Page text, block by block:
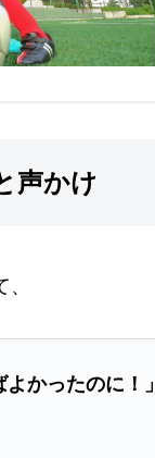
声かけ
かったのに！」